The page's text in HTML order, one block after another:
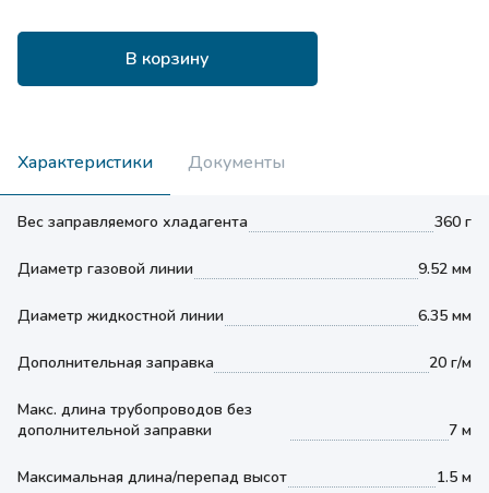
В корзину
Характеристики Документы
Вес заправляемого хладагента 360 г
Диаметр газовой линии 9.52 мм
Диаметр жидкостной линии 6.35 мм
Дополнительная заправка 20 г/м
Макс. длина трубопроводов без
дополнительной заправки
7 м
Максимальная длина/перепад высот 1.5 м